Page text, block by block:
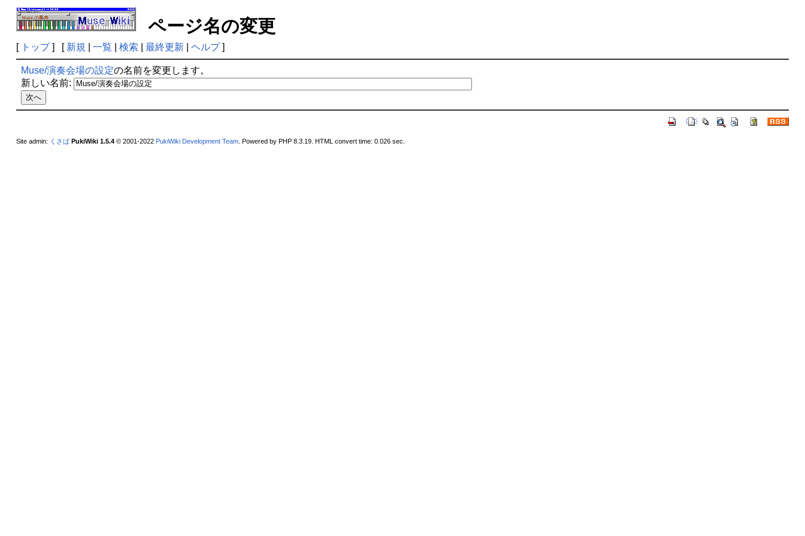
ページ名の変更
[ トップ] [ 新規 一覧 検索 最終更新| ヘルプ]
Muse/演奏会場の設定の名前を変更します。
新しい名前:
Site admin: くさば PukiWiki 1.5.4© 2001-2022 PukiWiki Development Team. Powered by PHP 8.3.19. HTML convert time: 0.026 sec.